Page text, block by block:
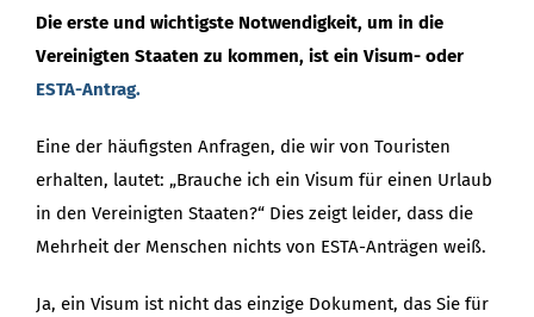
Die erste und wichtigste Notwendigkeit, um in die
Vereinigten Staaten zu kommen, ist ein Visum- oder
ESTA-Antrag.
Eine der häufigsten Anfragen, die wir von Touristen
erhalten, lautet: „Brauche ich ein Visum für einen Urlaub
in den Vereinigten Staaten?“ Dies zeigt leider, dass die
Mehrheit der Menschen nichts von ESTA-Anträgen weiß.
Ja, ein Visum ist nicht das einzige Dokument, das Sie für